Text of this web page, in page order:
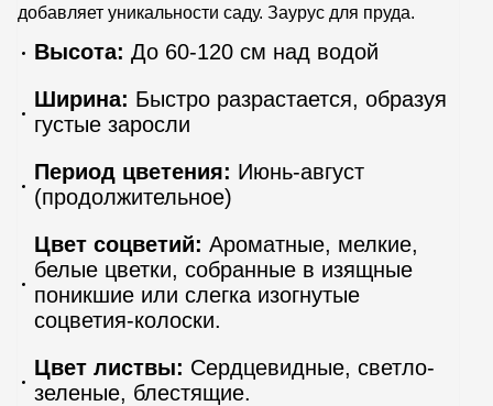
добавляет уникальности саду. Заурус для пруда.
Высота: До 60-120 см над водой
Ширина: Быстро разрастается, образуя
густые заросли
Период цветения: Июнь-август
(продолжительное)
Цвет соцветий: Ароматные, мелкие,
белые цветки, собранные в изящные
поникшие или слегка изогнутые
соцветия-колоски.
Цвет листвы: Сердцевидные, светло-
зеленые, блестящие.